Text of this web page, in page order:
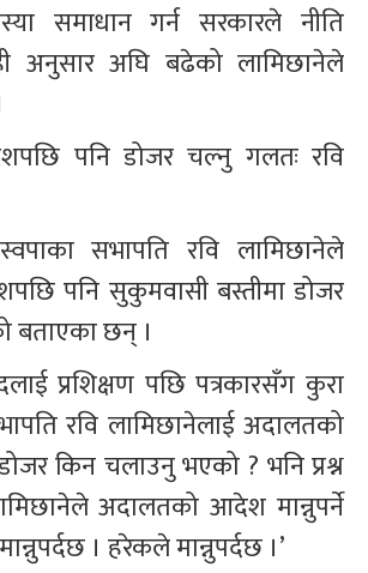
समाधान गर्न सरकारले नीति
अनुसार अघि बढेको लामिछानेले
पनि डोजर चल्नु गलतः रवि
सभापति रवि लामिछानेले
पनि सुकुमवासी बस्तीमा डोजर
छन् ।
प्रशिक्षण पछि पत्रकारसँग कुरा
रवि लामिछानेलाई अदालतको
किन चलाउनु भएको ? भनि प्रश्न
अदालतको आदेश मान्नुपर्ने
। हरेकले मान्नुपर्दछ ।’